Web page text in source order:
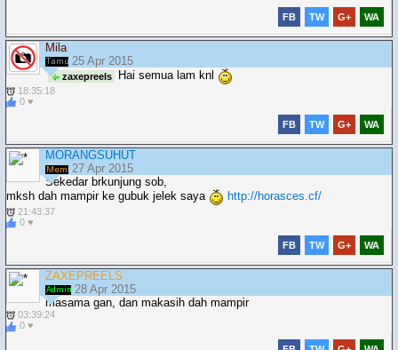
FB TW G+ WA
Mila
25 Apr 2015
zaxepreels Hai semua lam knl
18:35:18
0 ♥
FB TW G+ WA
MORANGSUHUT
27 Apr 2015
Sekedar brkunjung sob,
mksh dah mampir ke gubuk jelek saya
http://horasces.cf/
21:43:37
0 ♥
FB TW G+ WA
ZAXEPREELS
28 Apr 2015
masama gan, dan makasih dah mampir
03:39:24
0 ♥